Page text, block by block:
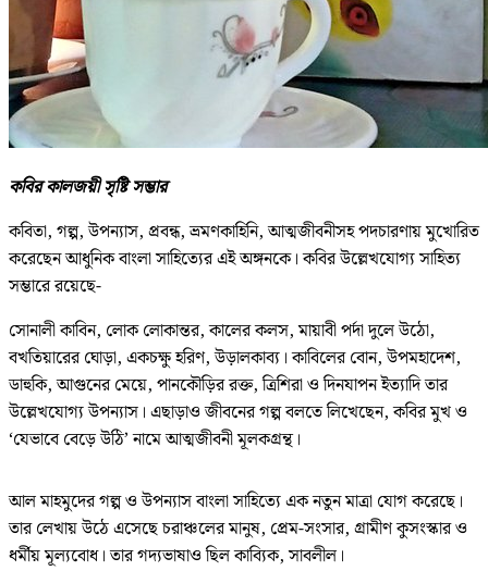
কবির কালজয়ী সৃষ্টি সম্ভার
কবিতা, গল্প, উপন্যাস, প্রবন্ধ, ভ্রমণকাহিনি, আত্মজীবনীসহ পদচারণায় মুখোরিত
করেছেন আধুনিক বাংলা সাহিত্যের এই অঙ্গনকে। কবির উল্লেখযোগ্য সাহিত্য
সম্ভারে রয়েছে-
সোনালী কাবিন, লোক লোকান্তর, কালের কলস, মায়াবী পর্দা দুলে উঠো,
বখতিয়ারের ঘোড়া, একচক্ষু হরিণ, উড়ালকাব্য। কাবিলের বোন, উপমহাদেশ,
ডাহুকি, আগুনের মেয়ে, পানকৌড়ির রক্ত, ত্রিশিরা ও দিনযাপন ইত্যাদি তার
উল্লেখযোগ্য উপন্যাস। এছাড়াও জীবনের গল্প বলতে লিখেছেন, কবির মুখ ও
‘যেভাবে বেড়ে উঠি’ নামে আত্মজীবনী মূলকগ্রন্থ।
আল মাহমুদের গল্প ও উপন্যাস বাংলা সাহিত্যে এক নতুন মাত্রা যোগ করেছে।
তার লেখায় উঠে এসেছে চরাঞ্চলের মানুষ, প্রেম-সংসার, গ্রামীণ কুসংস্কার ও
ধর্মীয় মূল্যবোধ। তার গদ্যভাষাও ছিল কাব্যিক, সাবলীল।